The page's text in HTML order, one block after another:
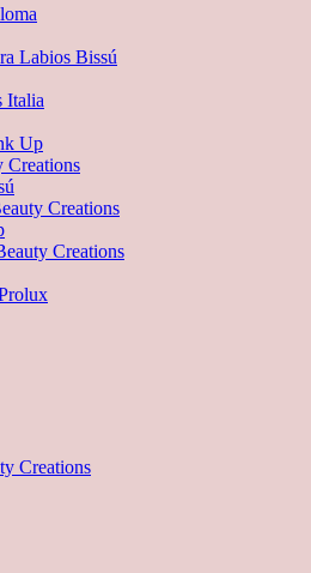
Labios Bissú
Italia
Up
Creations
Creations
Creations
Creations